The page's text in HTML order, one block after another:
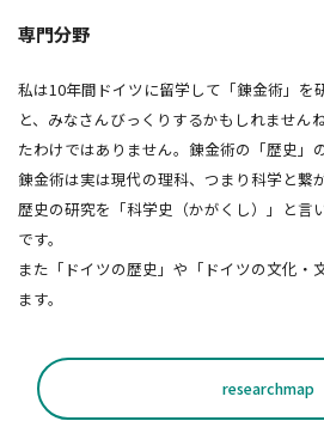
専門分野
私は10年間ドイツに留学して「錬金術」を
と、みなさんびっくりするかもしれません
たわけではありません。錬金術の「歴史」
錬金術は実は現代の理科、つまり科学と繋
歴史の研究を「科学史（かがくし）」と言
です。
また「ドイツの歴史」や「ドイツの文化・
ます。
researchmap